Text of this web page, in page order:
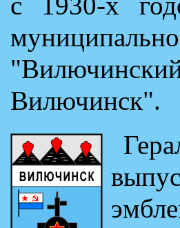
Вилючинск".